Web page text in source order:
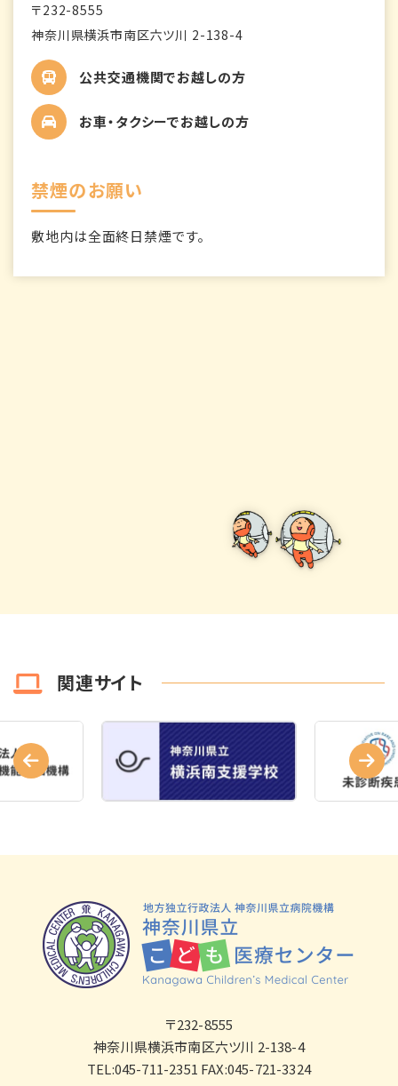
〒232-8555
神奈川県横浜市南区六ツ川 2-138-4
公共交通機関でお越しの方
お車・タクシーでお越しの方
禁煙のお願い
敷地内は全面終日禁煙です。
関連サイト
〒232-8555
神奈川県横浜市南区六ツ川 2-138-4
TEL:045-711-2351 FAX:045-721-3324